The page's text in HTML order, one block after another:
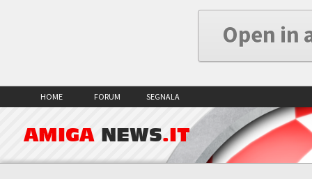
Open in
HOME FORUM SEGNALA
AMIGA NEWS.IT